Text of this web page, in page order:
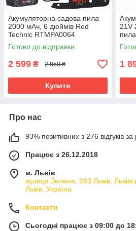
Акумуляторна садова пила
2000 мАч, 6 дюймів Red
Technic RTMPA0064
Готово до відправки
2 599 ₴ 2 858 ₴
Купити
21V
1
Про нас
93% позитивних з 276 відгуків за
Працює з 26.12.2018
м. Львів
вулиця Зелена, 283 Львів,
Львів, Україна
Контакти
Сьогодні працює з 09:00 до